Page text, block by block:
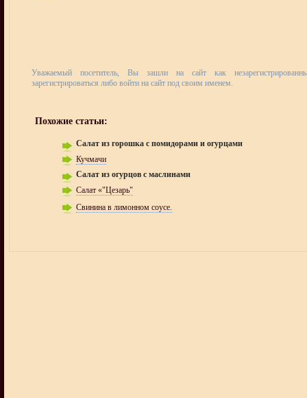
Уважаемый посетитель, Вы зашли на сайт как
зарегистрироваться либо войти на сайт под своим именем.
Похожие статьи:
Салат из горошка с помидорами и огурцами
Кучмачи
Салат из огурцов с маслинами
Салат «"Цезарь"
Свинина в лимонном соусе.